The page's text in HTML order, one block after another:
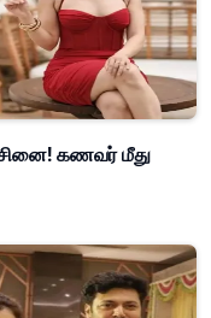
கணவர் மீது